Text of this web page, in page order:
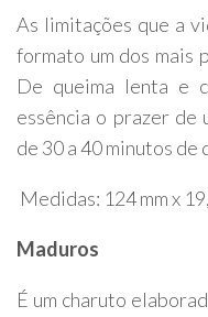
As limitações que a
formato um dos mais
De queima lenta e
essência o prazer de
de 30 a 40 minutos de
Medidas: 124 mm x
Maduros
É um charuto